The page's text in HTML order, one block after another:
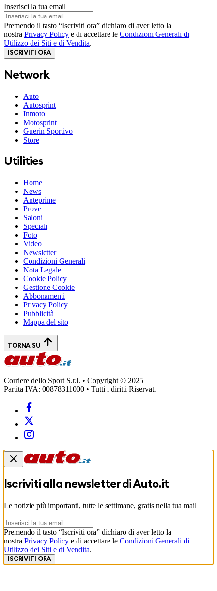
Inserisci la tua email
Premendo il tasto “Iscriviti ora” dichiaro di aver letto la
nostra Privacy Policy e di accettare le Condizioni Generali di
Utilizzo dei Siti e di Vendita.
ISCRIVITI ORA
Network
Auto
Autosprint
Inmoto
Motosprint
Guerin Sportivo
Store
Utilities
Home
News
Anteprime
Prove
Saloni
Speciali
Foto
Video
Newsletter
Condizioni Generali
Nota Legale
Cookie Policy
Gestione Cookie
Abbonamenti
Privacy Policy
Pubblicità
Mappa del sito
TORNA SU
Corriere dello Sport S.r.l. • Copyright © 2025
Partita IVA: 00878311000 • Tutti i diritti Riservati
Iscriviti alla newsletter diAuto.it
Le notizie più importanti, tutte le settimane, gratis nella tua mail
Premendo il tasto “Iscriviti ora” dichiaro di aver letto la
nostra Privacy Policy e di accettare le Condizioni Generali di
Utilizzo dei Siti e di Vendita.
ISCRIVITI ORA